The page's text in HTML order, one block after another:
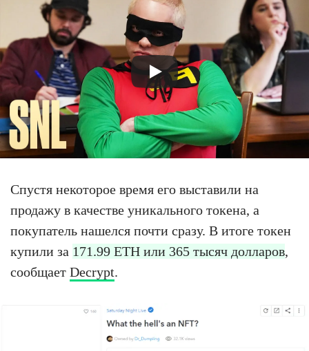
Спустя некоторое время его выставили на
продажу в качестве уникального токена, а
покупатель нашелся почти сразу. В итоге токен
купили за 171.99 ETH или 365 тысяч долларов,
сообщает Decrypt.